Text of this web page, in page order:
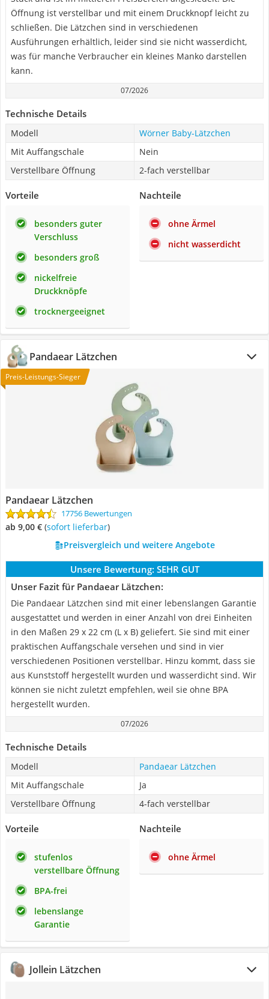
Öffnung ist verstellbar und mit einem Druckknopf leicht zu
schließen. Die Lätzchen sind in verschiedenen
Ausführungen erhältlich, leider sind sie nicht wasserdicht,
was für manche Verbraucher ein kleines Manko darstellen
kann.
07/2026
Technische Details
Modell
Wörner Baby-Lätzchen
Mit Auffangschale
Nein
Verstellbare Öffnung
2-fach verstellbar
Vorteile
besonders guter
Verschluss
besonders groß
nickelfreie
Druckknöpfe
trocknergeeignet
Nachteile
ohne Ärmel
nicht wasserdicht
Pandaear Lätzchen
Preis-Leistungs-Sieger
Pandaear Lätzchen
17756 Bewertungen
ab 9,00 € ( Sofort lieferbar)
Preisvergleich und weitere Angebote
Unsere Bewertung: SEHR GUT
Unser Fazit für Pandaear Lätzchen:
Die Pandaear Lätzchen sind mit einer lebenslangen Garantie
ausgestattet und werden in einer Anzahl von drei Einheiten
in den Maßen 29 x 22 cm (L x B) geliefert. Sie sind mit einer
praktischen Auffangschale versehen und sind in vier
verschiedenen Positionen verstellbar. Hinzu kommt, dass sie
aus Kunststoff hergestellt wurden und wasserdicht sind. Wir
können sie nicht zuletzt empfehlen, weil sie ohne BPA
hergestellt wurden.
07/2026
Technische Details
Modell
Pandaear Lätzchen
Mit Auffangschale
Ja
Verstellbare Öffnung
4-fach verstellbar
Vorteile
stufenlos
verstellbare Öffnung
BPA-frei
lebenslange
Garantie
Nachteile
ohne Ärmel
Jollein Lätzchen